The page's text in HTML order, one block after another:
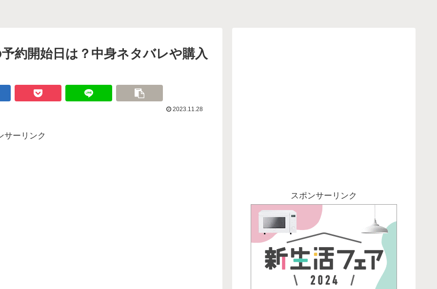
約開始日は？中身ネタバレや購入
2023.11.28
サーリンク
スポンサーリンク